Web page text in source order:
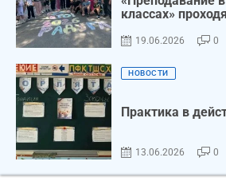
классах»
19.06.2026 0
НОВОСТИ
Практика в
13.06.2026 0